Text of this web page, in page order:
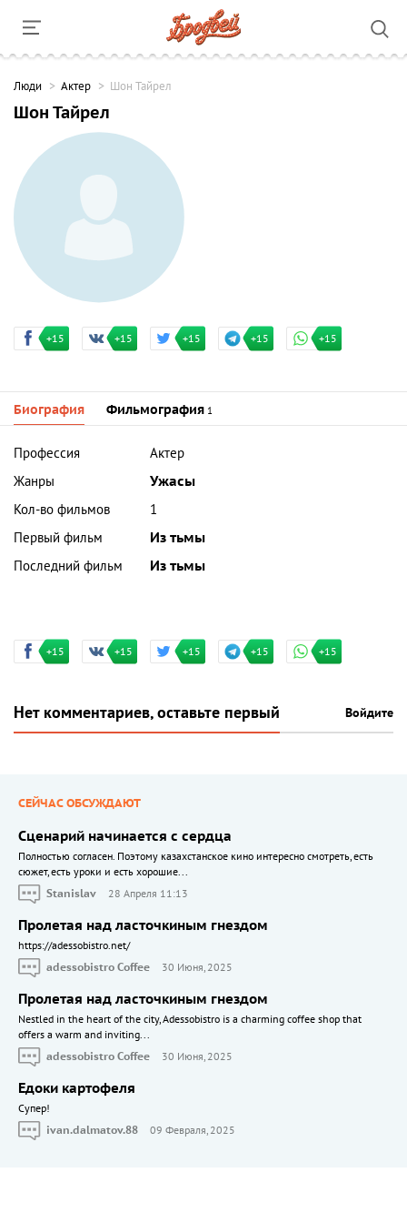
Люди Актер Шон Тайрел
Шон Тайрел
+15 +15 +15 +15 +15
Биография Фильмография 1
Профессия
Актер
Жанры
Ужасы
Кол-во фильмов
1
Первый фильм
Из тьмы
Последний фильм
Из тьмы
+15 +15 +15 +15 +15
Нет комментариев, оставьте первый Войдите
СЕЙЧАС ОБСУЖДАЮТ
Сценарий начинается с сердца
Полностью согласен. Поэтому казахстанское кино интересно смотреть, есть
сюжет, есть уроки и есть хорошие...
Stanislav
28 Апреля 11:13
Пролетая над ласточкиным гнездом
https://adessobistro.net/
adessobistro Coffee
30 Июня, 2025
Пролетая над ласточкиным гнездом
Nestled in the heart of the city, Adessobistro is a charming coffee shop that
offers a warm and inviting...
adessobistro Coffee
30 Июня, 2025
Едоки картофеля
Cупер!
ivan.dalmatov.88
09 Февраля, 2025